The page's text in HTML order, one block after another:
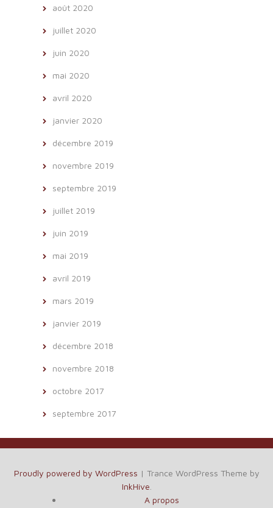
août 2020
juillet 2020
juin 2020
mai 2020
avril 2020
janvier 2020
décembre 2019
novembre 2019
septembre 2019
juillet 2019
juin 2019
mai 2019
avril 2019
mars 2019
janvier 2019
décembre 2018
novembre 2018
octobre 2017
septembre 2017
Proudly powered by WordPress | Trance WordPress Theme by
InkHive
A propos